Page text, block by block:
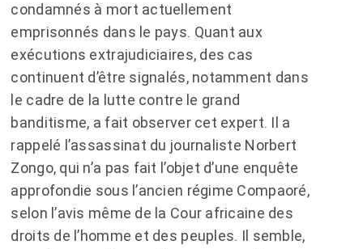
condamnés à mort actuellement
emprisonnés dans le pays. Quant aux
exécutions extrajudiciaires, des cas
continuent d’être signalés, notamment dans
le cadre de la lutte contre le grand
banditisme, a fait observer cet expert. Il a
rappelé l’assassinat du journaliste Norbert
Zongo, qui n’a pas fait l’objet d’une enquête
approfondie sous l’ancien régime Compaoré,
selon l’avis même de la Cour africaine des
droits de l’homme et des peuples. Il semble,